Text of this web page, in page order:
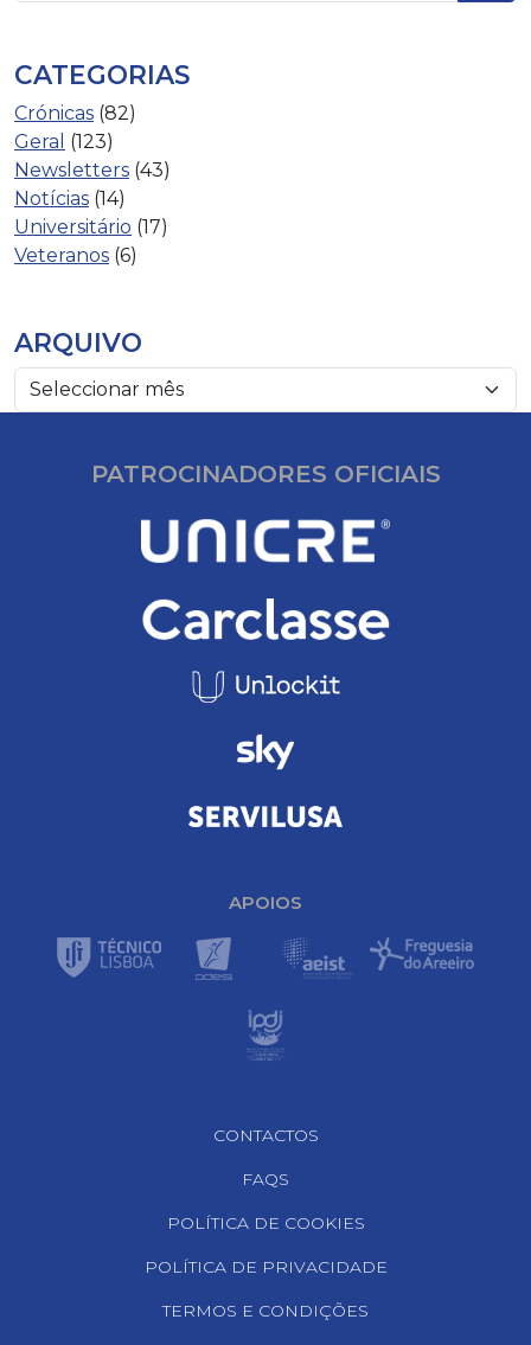
CATEGORIAS
Crónicas (82)
Geral (123)
Newsletters (43)
Notícias (14)
Universitário (17)
Veteranos (6)
ARQUIVO
PATROCINADORES OFICIAIS
APOIOS
CONTACTOS
FAQS
POLÍTICA DE COOKIES
POLÍTICA DE PRIVACIDADE
TERMOS E CONDIÇÕES